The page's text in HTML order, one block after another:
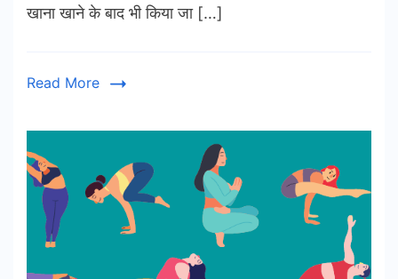
खाना खाने के बाद भी किया जा […]
Read More